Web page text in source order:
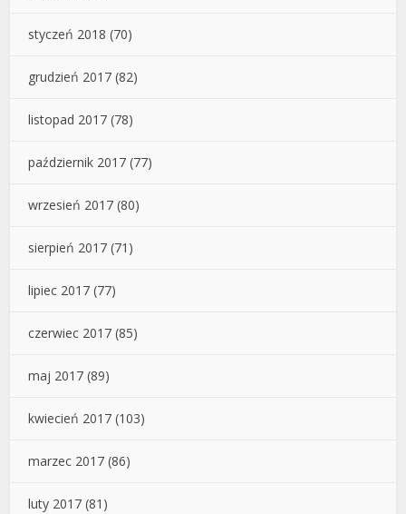
styczeń 2018 (70)
grudzień 2017 (82)
listopad 2017 (78)
październik 2017 (77)
wrzesień 2017 (80)
sierpień 2017 (71)
lipiec 2017 (77)
czerwiec 2017 (85)
maj 2017 (89)
kwiecień 2017 (103)
marzec 2017 (86)
luty 2017 (81)